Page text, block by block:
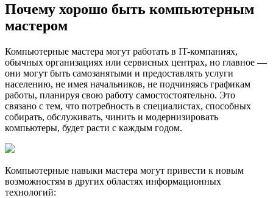
Почему хорошо быть компьютерным
мастером
Компьютерные мастера могут работать в IT-компаниях,
обычных организациях или сервисных центрах, но главное —
они могут быть самозанятыми и предоставлять услуги
населению, не имея начальников, не подчиняясь графикам
работы, планируя свою работу самостостоятельно. Это
связано с тем, что потребность в специалистах, способных
собирать, обслуживать, чинить и модернизировать
компьютеры, будет расти с каждым годом.
Компьютерные навыки маcтера могут привести к новым
возможностям в других областях информационных
технологий: